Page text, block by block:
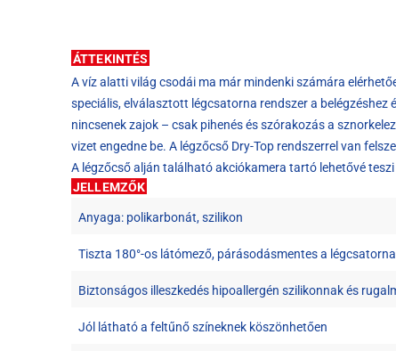
ÁTTEKINTÉS
A víz alatti világ csodái ma már mindenki számára
speciális, elválasztott légcsatorna rendszer a
nincsenek zajok – csak pihenés és szórakozás a
vizet engedne be. A légzőcső Dry-Top rendszerrel van
A légzőcső alján található akciókamera tartó lehetővé
JELLEMZŐK
Anyaga: polikarbonát, szilikon
Tiszta 180°-os látómező, párásodásmentes a
Biztonságos illeszkedés hipoallergén szilikonnak és
Jól látható a feltűnő színeknek köszönhetően